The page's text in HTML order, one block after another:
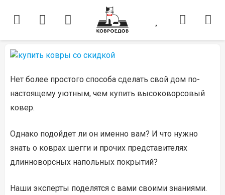
Нет более простого способа сделать свой дом по-
настоящему уютным, чем купить высоковорсовый
ковер.
Однако подойдет ли он именно вам? И что нужно
знать о коврах шегги и прочих представителях
длинноворсных напольных покрытий?
Наши эксперты поделятся с вами своими знаниями.